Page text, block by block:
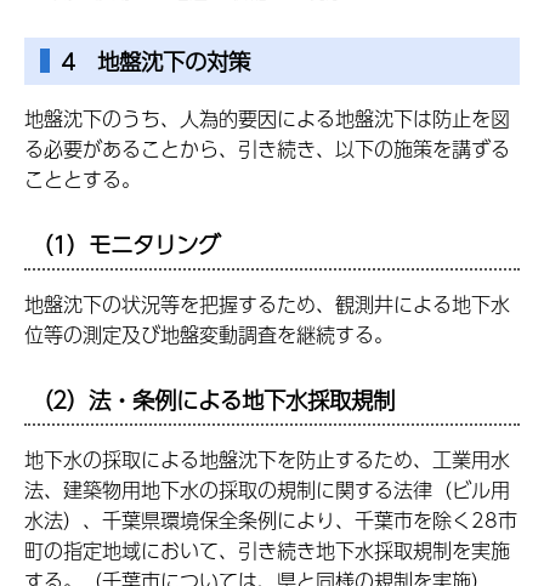
4 地盤沈下の対策
地盤沈下のうち、人為的要因による地盤沈下は防止を図
る必要があることから、引き続き、以下の施策を講ずる
こととする。
（1）モニタリング
地盤沈下の状況等を把握するため、観測井による地下水
位等の測定及び地盤変動調査を継続する。
（2）法・条例による地下水採取規制
地下水の採取による地盤沈下を防止するため、工業用水
法、建築物用地下水の採取の規制に関する法律（ビル用
水法）、千葉県環境保全条例により、千葉市を除く28市
町の指定地域において、引き続き地下水採取規制を実施